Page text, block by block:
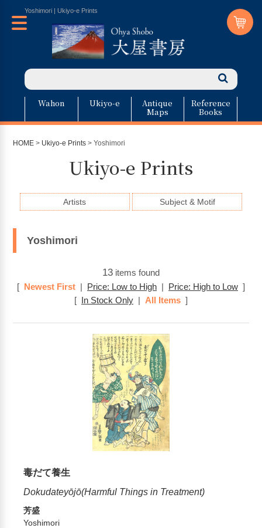
Yoshimori | Ukiyo-e Prints
Wahon Ukiyo-e Antique
Maps
Reference
Books
HOME > Ukiyo-e Prints > Yoshimori
Ukiyo-e Prints
Artists Subject & Motif
Yoshimori
13 items found
[ Newest First | Price: Low to High | Price: High to Low ]
[ In Stock Only | All Items ]
毒だて養生
Dokudateyōjō(Harmful Things in Treatment)
芳盛
Yoshimori